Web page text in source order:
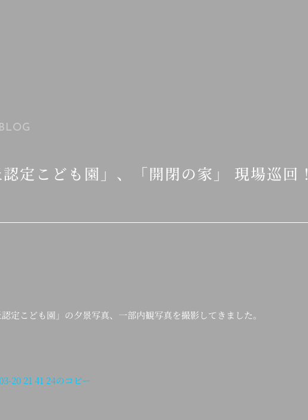
認定こども園」、「開閉の家」 現場巡回！
定こども園」の夕景写真、一部内観写真を撮影してきました。